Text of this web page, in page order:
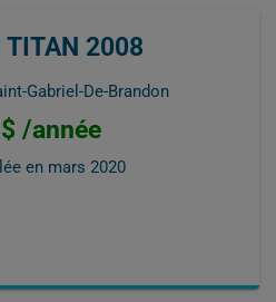
TITAN 2008
Gabriel-De-Brandon
/année
en mars 2020